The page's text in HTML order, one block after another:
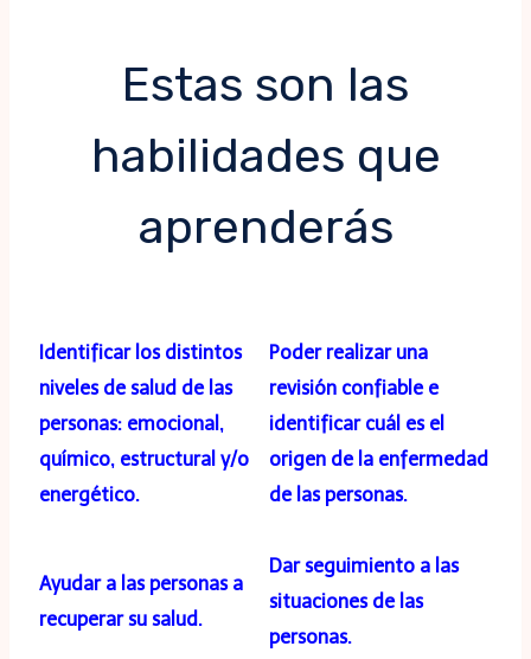
Estas son las
habilidades que
aprenderás
Identificar los distintos
niveles de salud de las
personas: emocional,
químico, estructural y/o
energético.
Poder realizar una
revisión confiable e
identificar cuál es el
origen de la enfermedad
de las personas.
Ayudar a las personas a
recuperar su salud.
Dar seguimiento a las
situaciones de las
personas.